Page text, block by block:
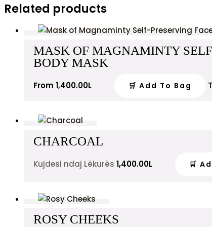
Related products
MASK OF MAGNAMINTY
BODY MASK
From 1,400.00L 🛒 Add To Bag
CHARCOAL
Kujdesi ndaj Lëkurës 1,400.00L 🛒
ROSY CHEEKS